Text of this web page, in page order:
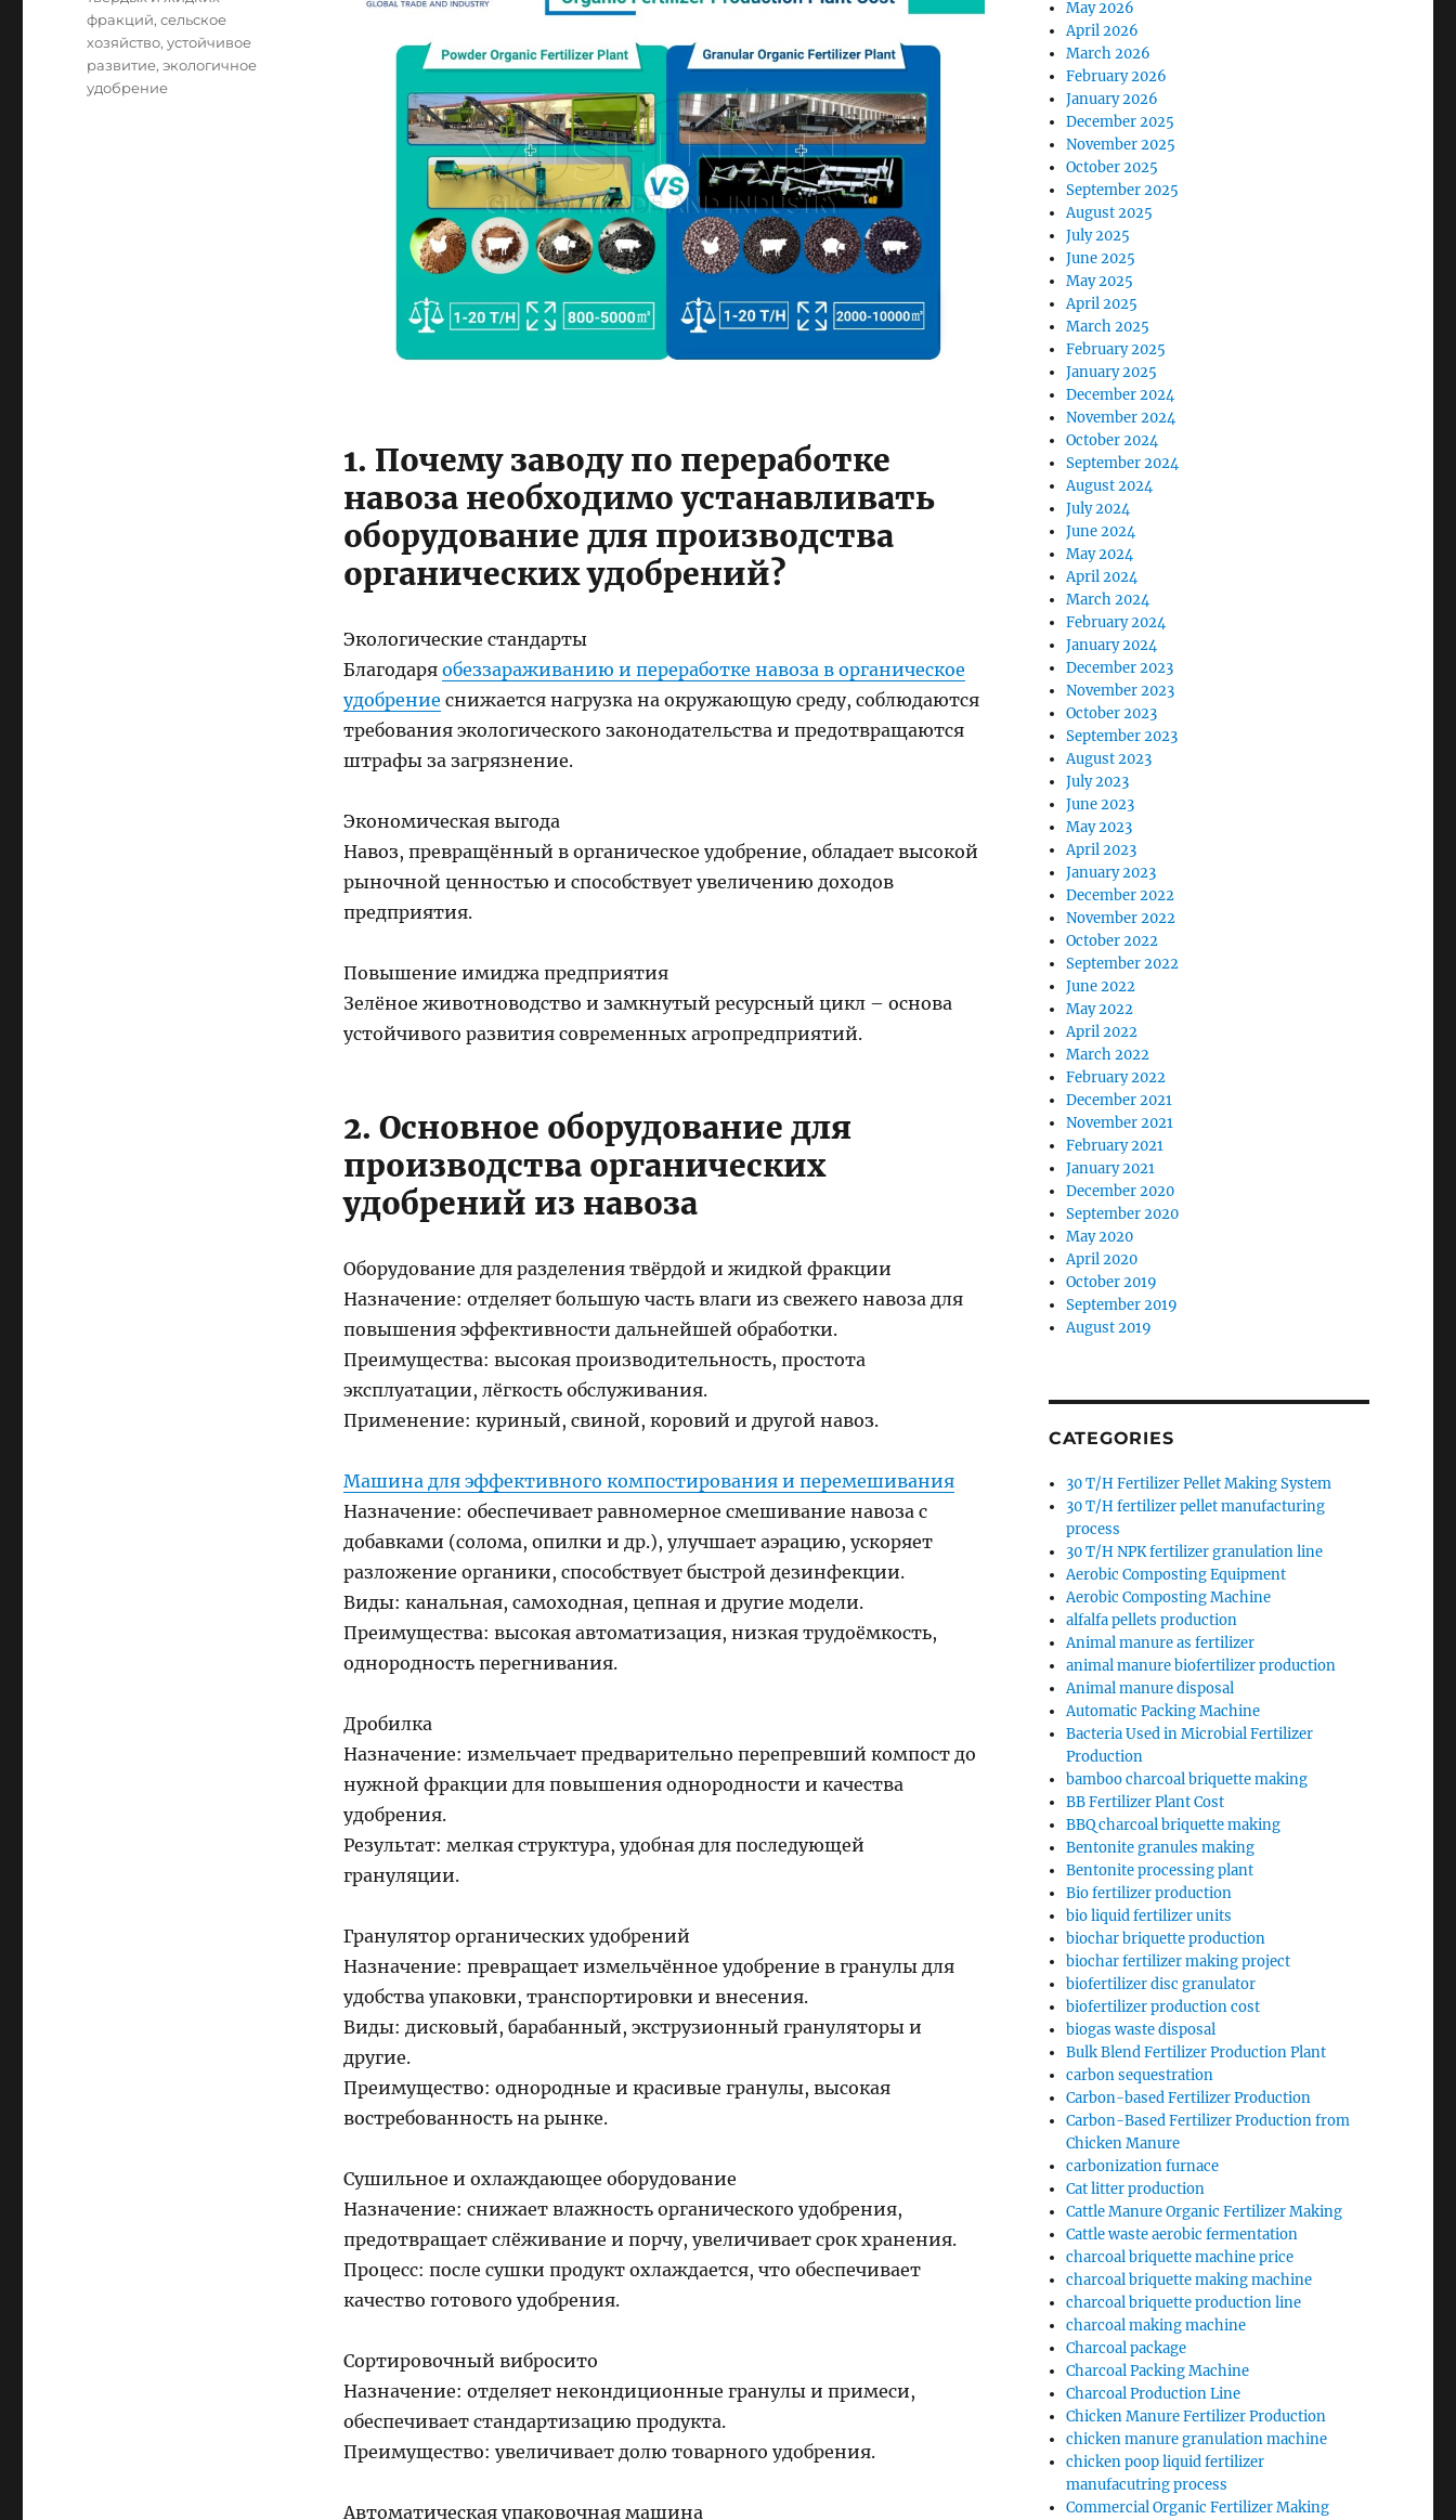
1. Почему заводу по переработке
навоза необходимо устанавливать
оборудование для производства
органических удобрений?
Экологические стандарты
Благодаря обеззараживанию и переработке навоза в органическое
удобрение снижается нагрузка на окружающую среду, соблюдаются
требования экологического законодательства и предотвращаются
штрафы за загрязнение.
Экономическая выгода
Навоз, превращённый в органическое удобрение, обладает высокой
рыночной ценностью и способствует увеличению доходов
предприятия.
Повышение имиджа предприятия
Зелёное животноводство и замкнутый ресурсный цикл – основа
устойчивого развития современных агропредприятий.
2. Основное оборудование для
производства органических
удобрений из навоза
Оборудование для разделения твёрдой и жидкой фракции
Назначение: отделяет большую часть влаги из свежего навоза для
повышения эффективности дальнейшей обработки.
Преимущества: высокая производительность, простота
эксплуатации, лёгкость обслуживания.
Применение: куриный, свиной, коровий и другой навоз.
Машина для эффективного компостирования и перемешивания
Назначение: обеспечивает равномерное смешивание навоза с
добавками (солома, опилки и др.), улучшает аэрацию, ускоряет
разложение органики, способствует быстрой дезинфекции.
Виды: канальная, самоходная, цепная и другие модели.
Преимущества: высокая автоматизация, низкая трудоёмкость,
однородность перегнивания.
Дробилка
Назначение: измельчает предварительно перепревший компост до
нужной фракции для повышения однородности и качества
удобрения.
Результат: мелкая структура, удобная для последующей
грануляции.
Гранулятор органических удобрений
Назначение: превращает измельчённое удобрение в гранулы для
удобства упаковки, транспортировки и внесения.
Виды: дисковый, барабанный, экструзионный грануляторы и
другие.
Преимущество: однородные и красивыe гранулы, высокая
востребованность на рынке.
Сушильное и охлаждающее оборудование
Назначение: снижает влажность органического удобрения,
предотвращает слёживание и порчу, увеличивает срок хранения.
Процесс: после сушки продукт охлаждается, что обеспечивает
качество готового удобрения.
Сортировочный вибросито
Назначение: отделяет некондиционные гранулы и примеси,
обеспечивает стандартизацию продукта.
Преимущество: увеличивает долю товарного удобрения.
Автоматическая упаковочная машина
фракций,сельское
хозяйство,устойчивое
развитие,экологичное
удобрение
May 2026
April 2026
March 2026
February 2026
January 2026
December 2025
November 2025
October 2025
September 2025
August 2025
July 2025
June 2025
May 2025
April 2025
March 2025
February 2025
January 2025
December 2024
November 2024
October 2024
September 2024
August 2024
July 2024
June 2024
May 2024
April 2024
March 2024
February 2024
January 2024
December 2023
November 2023
October 2023
September 2023
August 2023
July 2023
June 2023
May 2023
April 2023
January 2023
December 2022
November 2022
October 2022
September 2022
June 2022
May 2022
April 2022
March 2022
February 2022
December 2021
November 2021
February 2021
January 2021
December 2020
September 2020
May 2020
April 2020
October 2019
September 2019
August 2019
CATEGORIES
30 T/H Fertilizer Pellet Making System
30 T/H fertilizer pellet manufacturing
process
30 T/H NPK fertilizer granulation line
Aerobic Composting Equipment
Aerobic Composting Machine
alfalfa pellets production
Animal manure as fertilizer
animal manure biofertilizer production
Animal manure disposal
Automatic Packing Machine
Bacteria Used in Microbial Fertilizer
Production
bamboo charcoal briquette making
BB Fertilizer Plant Cost
BBQ charcoal briquette making
Bentonite granules making
Bentonite processing plant
Bio fertilizer production
bio liquid fertilizer units
biochar briquette production
biochar fertilizer making project
biofertilizer disc granulator
biofertilizer production cost
biogas waste disposal
Bulk Blend Fertilizer Production Plant
carbon sequestration
Carbon-based Fertilizer Production
Carbon-Based Fertilizer Production from
Chicken Manure
carbonization furnace
Cat litter production
Cattle Manure Organic Fertilizer Making
Cattle waste aerobic fermentation
charcoal briquette machine price
charcoal briquette making machine
charcoal briquette production line
charcoal making machine
Charcoal package
Charcoal Packing Machine
Charcoal Production Line
Chicken Manure Fertilizer Production
chicken manure granulation machine
chicken poop liquid fertilizer
manufacutring process
Commercial Organic Fertilizer Making